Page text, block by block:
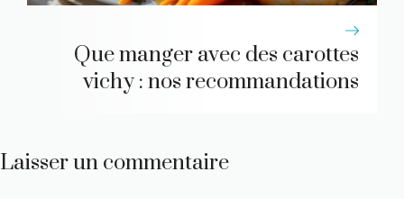
Que manger avec des carottes
vichy : nos recommandations
Laisser un commentaire